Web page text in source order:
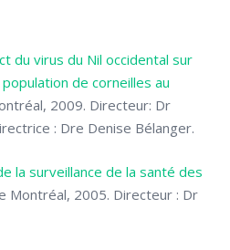
du virus du Nil occidental sur
de corneilles au
2009. Directeur: Dr
: Dre Denise Bélanger.
la surveillance de la santé des
Montréal, 2005. Directeur : Dr